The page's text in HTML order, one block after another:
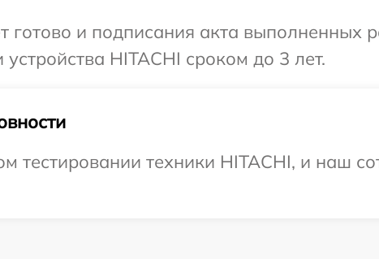
готово и подписания акта выполненных
HITACHI сроком до 3 лет.
техники HITACHI, и наш